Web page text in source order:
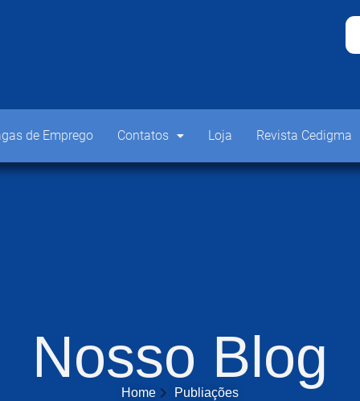
de Emprego Contatos Loja Revista Cedigma
Nosso Blog
Home Publiações